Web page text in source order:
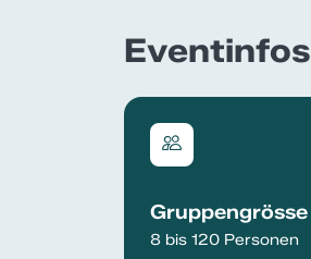
Eventinfos
Gruppengrösse
8 bis 120 Personen